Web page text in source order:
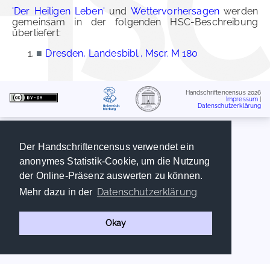
Der Handschriftencensus verwendet ein
anonymes Statistik-Cookie, um die Nutzung
der Online-Präsenz auswerten zu können.
Mehr dazu in der Datenschutzerklärung
Okay
'Der Heiligen Leben' undWettervorhersagen werden
gemeinsam in der folgenden HSC-Beschreibung
überliefert:
■ Dresden, Landesbibl., Mscr. M 180
Handschriftencensus 2026
Impressum
Datenschutzerklärung